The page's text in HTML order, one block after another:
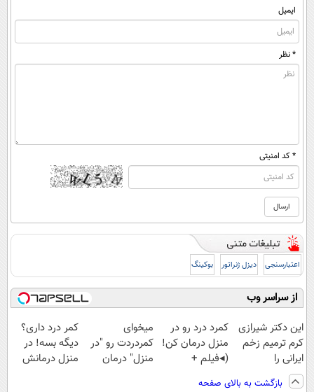
ایمیل
* نظر
* کد امنیتی
اعتبارسنجی دیزل ژنراتور بوکینگ
از سراسر وب
این دکتر شیرازی
کرم ترمیم زخم
ایرانی را
ساخت!!!
کمرد درد رو در
منزل درمان کن!
(◂فیلم +
میخوای
کمردردت رو "در
منزل" درمان
کمر درد داری؟
دیگه بسه! در
منزل درمانش
بازگشت به بالای صفحه